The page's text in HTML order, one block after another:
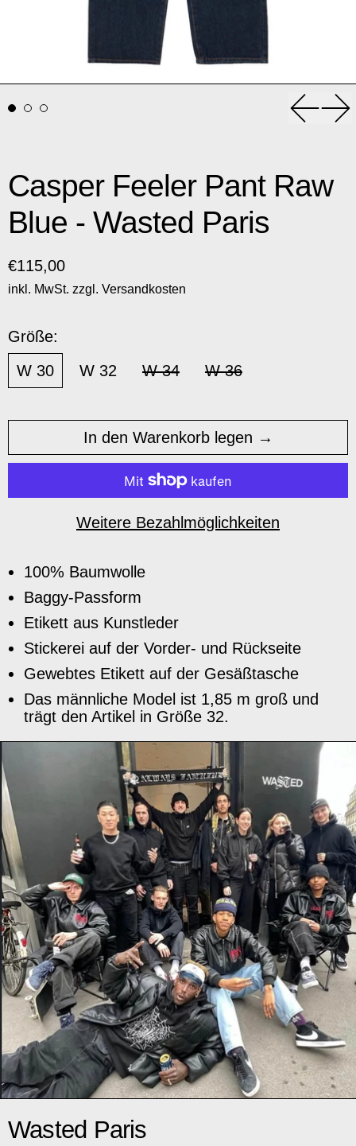
Casper Feeler Pant Raw
Blue - Wasted Paris
Normaler Preis
€115,00
inkl. MwSt. zzgl. Versandkosten
Größe:
W 30
W 32 W 34 W 36
In den Warenkorb legen
Weitere Bezahlmöglichkeiten
100% Baumwolle
Baggy-Passform
Etikett aus Kunstleder
Stickerei auf der Vorder- und Rückseite
Gewebtes Etikett auf der Gesäßtasche
Das männliche Model ist 1,85 m groß und
trägt den Artikel in Größe 32.
Wasted Paris